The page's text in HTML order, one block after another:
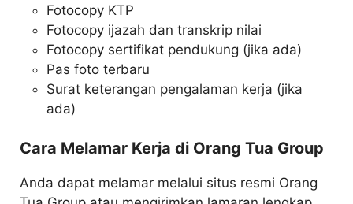
Fotocopy KTP
Fotocopy ijazah dan transkrip nilai
Fotocopy sertifikat pendukung (jika ada)
Pas foto terbaru
Surat keterangan pengalaman kerja (jika
ada)
Cara Melamar Kerja di Orang Tua Group
Anda dapat melamar melalui situs resmi Orang